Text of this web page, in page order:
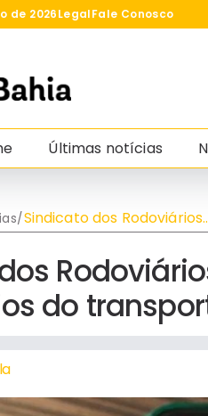
de 2026LegalFale Conosco
Últimas notícias
/Sindicato dos Rodoviários
desmente acordo com
público em Salvador
do